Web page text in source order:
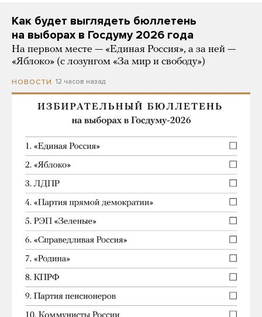
Как будет выглядеть бюллетень
на выборах в Госдуму 2026 года
На первом месте — «Единая Россия», а за ней —
«Яблоко» (с лозунгом «За мир и свободу»)
НОВОСТИ 12 часов назад